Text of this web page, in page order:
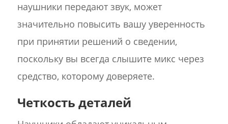
наушники передают звук, может
значительно повысить вашу уверенность
при принятии решений о сведении,
поскольку вы всегда слышите микс через
средство, которому доверяете.
Четкость деталей